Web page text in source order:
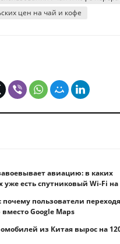
цен на чай и кофе
в HoReCa сокращаются
Интернет в сёлах: обзор
авиацию: в каких
уже есть спутниковый Wi-Fi на
почему пользователи
Google Maps
из Китая вырос на